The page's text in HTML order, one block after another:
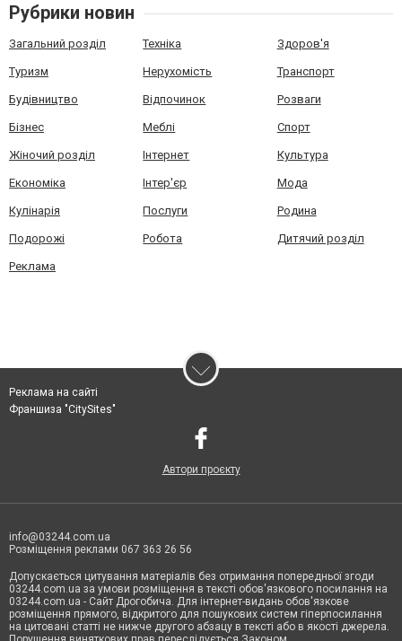
Рубрики новин
Загальний розділ Техніка Здоров'я
Туризм Нерухомість Транспорт
Будівництво Відпочинок Розваги
Бізнес Меблі Спорт
Жіночий розділ Інтернет Культура
Економіка Інтер'єр Мода
Кулінарія Послуги Родина
Подорожі Робота Дитячий розділ
Реклама
Реклама на сайті
Франшиза "CitySites"
Автори проєкту
info@03244.com.ua
Розміщення реклами 067 363 26 56
Допускається цитування матеріалів без отримання попередньої згоди
03244.com.ua за умови розміщення в тексті обов'язкового посилання на
03244.com.ua - Сайт Дрогобича. Для інтернет-видань обов'язкове
розміщення прямого, відкритого для пошукових систем гіперпосилання
на цитовані статті не нижче другого абзацу в тексті або в якості джерела.